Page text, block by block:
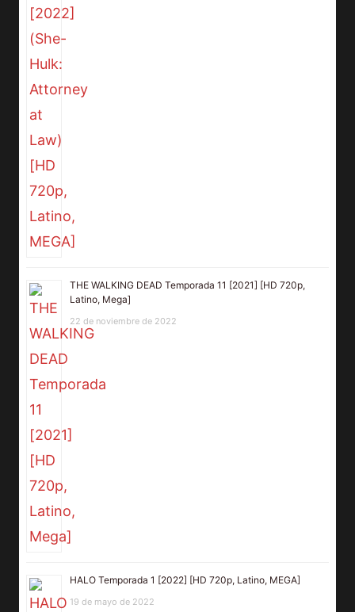
THE WALKING DEAD Temporada 11 [2021] [HD 720p,
Latino, Mega]
22 de noviembre de 2022
HALO Temporada 1 [2022] [HD 720p, Latino, MEGA]
19 de mayo de 2022